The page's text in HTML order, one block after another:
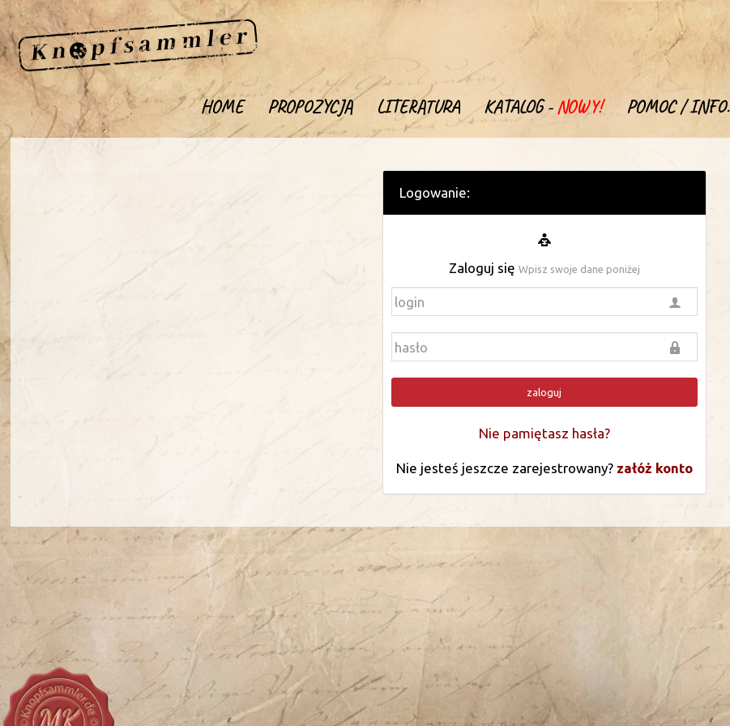
HOME PROPOZYCJA LITERATURA KATALOG -NOWY! POMOC / INFO.
Logowanie:
Zaloguj się Wpisz swoje dane poniżej
zaloguj
Nie pamiętasz hasła?
Nie jesteś jeszcze zarejestrowany? załóż konto